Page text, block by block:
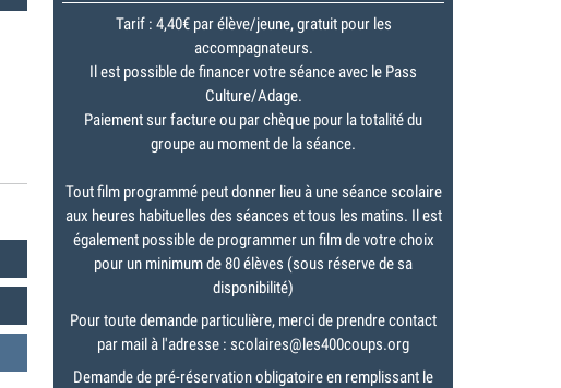
Tarif : 4,40€ par élève/jeune, gratuit pour les
accompagnateurs.
Il est possible de financer votre séance avec le Pass
Culture/Adage.
Paiement sur facture ou par chèque pour la totalité du
groupe au moment de la séance.
Tout film programmé peut donner lieu à une séance scolaire
aux heures habituelles des séances et tous les matins. Il est
également possible de programmer un film de votre choix
pour un minimum de 80 élèves (sous réserve de sa
disponibilité)
Pour toute demande particulière, merci de prendre contact
par mail à l'adresse : scolaires@les400coups.org
Demande de pré-réservation obligatoire en remplissant le